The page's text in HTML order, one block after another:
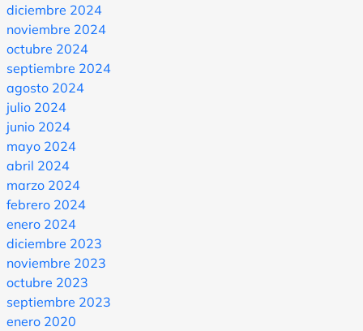
diciembre 2024
noviembre 2024
octubre 2024
septiembre 2024
agosto 2024
julio 2024
junio 2024
mayo 2024
abril 2024
marzo 2024
febrero 2024
enero 2024
diciembre 2023
noviembre 2023
octubre 2023
septiembre 2023
enero 2020